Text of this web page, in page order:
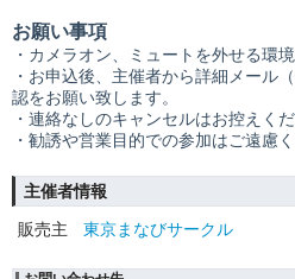
お願い事項
・カメラオン、ミュートを外せる環
・お申込後、主催者から詳細メール
認をお願い致します。
・連絡なしのキャンセルはお控えくだ
・勧誘や営業目的での参加はご遠慮く
主催者情報
販売主
東京まなびサークル